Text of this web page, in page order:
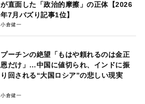
が直面した「政治的摩擦」の正体【2026
年7月バズり記事1位】
小倉健一
プーチンの絶望「もはや頼れるのは金正
恩だけ」…中国に値切られ、インドに振
り回される“大国ロシア”の悲しい現実
小倉健一